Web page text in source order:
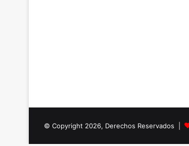
© Copyright 2026, Derechos Reservados |